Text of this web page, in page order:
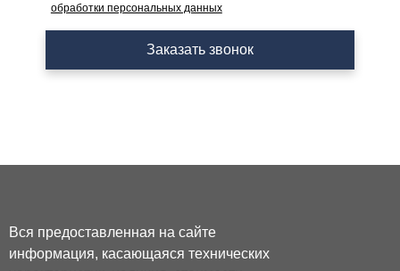
обработки персональных данных
Заказать звонок
Вся предоставленная на сайте
информация, касающаяся технических